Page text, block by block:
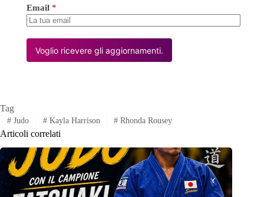
Email *
Voglio ricevere gli aggiornamenti.
Tag
#Judo #Kayla Harrison # Rhonda Rousey
Articoli correlati